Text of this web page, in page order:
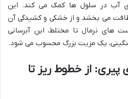
آب در سلول ها کمک می کند. این
می بخشد و از خشکی و کشیدگی آن
های نرمال تا مختلط، این آبرسانی
یک مزیت بزرگ محسوب می شود.
پیری: از خطوط ریز تا